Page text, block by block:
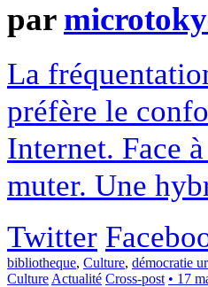
par
La
préfère le
Internet. Face
muter. Une
Twitter
bibliotheque, Culture, démocratie
Culture Actualité Cross-post • 17